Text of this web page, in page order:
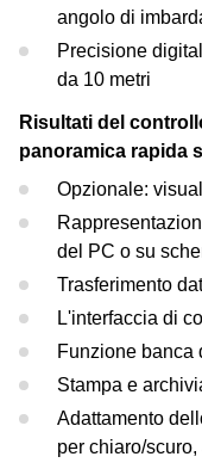
angolo di
Precisione
da 10 metri
Risultati del
panoramica rapida
Opzionale:
del PC o su
Trasferimento
L'interfaccia di
Funzione banca
Stampa e
Adattamento
per chiaro/